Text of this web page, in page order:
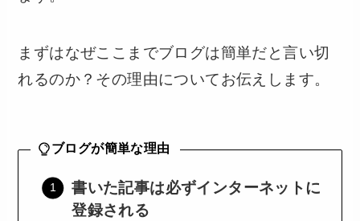
まずはなぜここまでブログは簡単だと言い切
れるのか？その理由についてお伝えします。
ブログが簡単な理由
書いた記事は必ずインターネットに
登録される